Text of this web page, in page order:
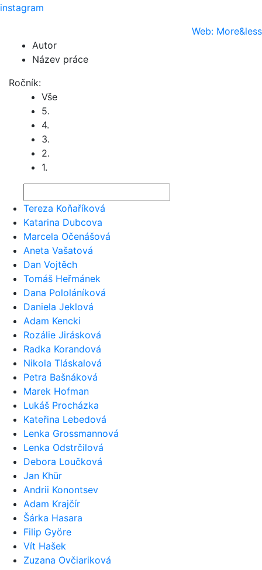
instagram
Web: More&less
Autor
Název práce
Ročník:
Vše
5.
4.
3.
2.
1.
Tereza Koňaříková
Katarina Dubcova
Marcela Očenášová
Aneta Vašatová
Dan Vojtěch
Tomáš Heřmánek
Dana Pololáníková
Daniela Jeklová
Adam Kencki
Rozálie Jirásková
Radka Korandová
Nikola Tláskalová
Petra Bašnáková
Marek Hofman
Lukáš Procházka
Kateřina Lebedová
Lenka Grossmannová
Lenka Odstrčilová
Debora Loučková
Jan Khür
Andrii Konontsev
Adam Krajčír
Šárka Hasara
Filip Györe
Vít Hašek
Zuzana Ovčiariková